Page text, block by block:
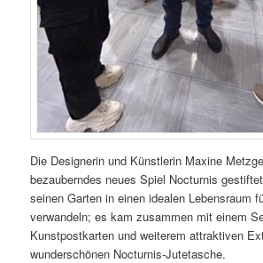
Die Designerin und Künstlerin Maxine
bezauberndes neues Spiel Nocturnis
seinen Garten in einen idealen Lebensraum
verwandeln; es kam zusammen mit einem
Kunstpostkarten und weiterem attraktiven
wunderschönen Nocturnis-Jutetasche.